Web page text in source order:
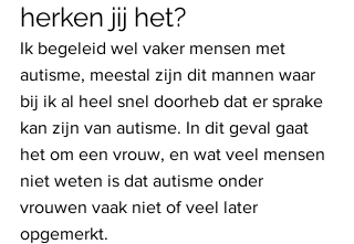
herken jij het?
Ik begeleid wel vaker mensen met
autisme, meestal zijn dit mannen waar
bij ik al heel snel doorheb dat er sprake
kan zijn van autisme. In dit geval gaat
het om een vrouw, en wat veel mensen
niet weten is dat autisme onder
vrouwen vaak niet of veel later
opgemerkt.